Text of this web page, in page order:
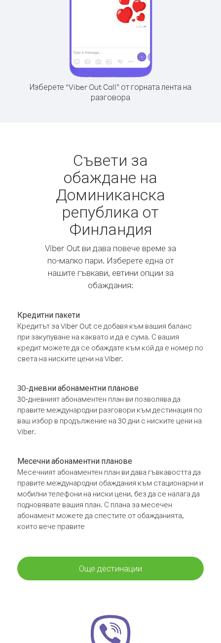
Изберете “Viber Out Call” от горната лента на
разговора
Съвети за
обаждане на
Доминиканска
република от
Финландия
Viber Out ви дава повече време за
по-малко пари. Изберете една от
нашите гъвкави, евтини опции за
обаждания:
Кредитни пакети
Кредитът за Viber Out се добавя към вашия баланс
при закупуване на каквато и да е сума. С вашия
кредит можете да се обаждате към кой да е номер по
света на ниските цени на Viber.
30-дневни абонаментни планове
30-дневният абонаментен план ви позволява да
правите международни разговори към дестинация по
ваш избор в продължение на 30 дни с ниските цени на
Viber.
Месечни абонаментни планове
Месечният абонаментен план ви дава гъвкавостта да
правите международни обаждания към стационарни и
мобилни телефони на ниски цени, без да се налага да
подновявате вашия план. С плана за месечен
абонамент можете да спестите от обажданията,
които вече правите
Още дестинации